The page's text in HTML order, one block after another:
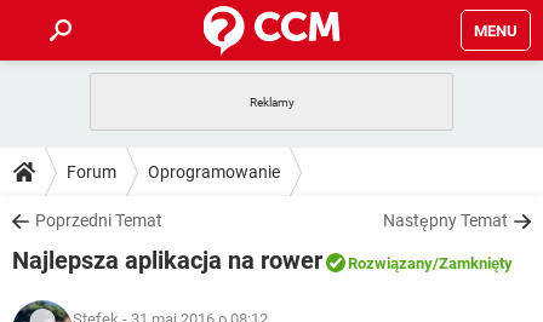
MENU
GRY WHATSAPP
SPOTIFY
INSTAGRAM FACEBOOK
WINDOWS 10
PORADY
PlayStation TIKTOK
DO POBRANIA
ANDROID TIKTOK
GRY
FORUM
Forum Oprogramowanie
Poprzedni Temat Następny Temat
Najlepsza aplikacja na rower Rozwiązany/Zamknięty